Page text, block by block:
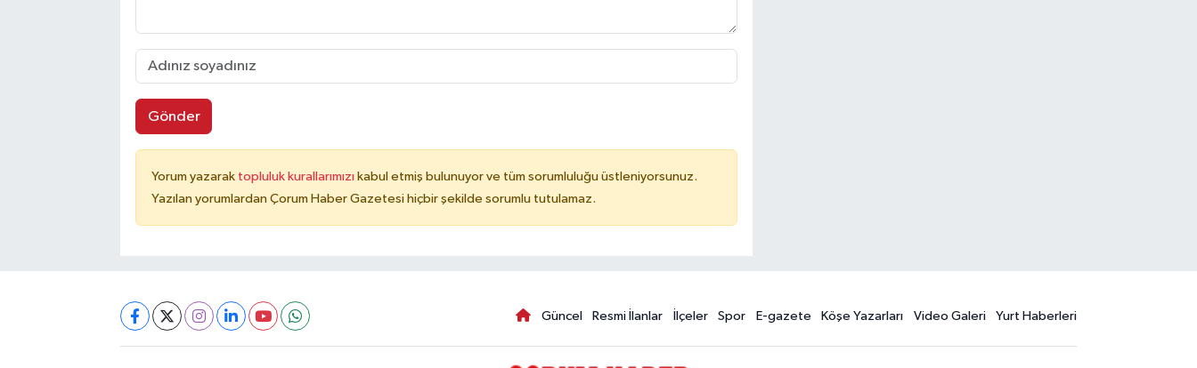
Gönder
Yorum yazarak topluluk kurallarımızı kabul etmiş bulunuyor ve tüm sorumluluğu üstleniyorsunuz.
Yazılan yorumlardan Çorum Haber Gazetesi hiçbir şekilde sorumlu tutulamaz.
Güncel Resmi İlanlar İlçeler Spor E-gazete Köşe Yazarları Video Galeri Yurt Haberleri